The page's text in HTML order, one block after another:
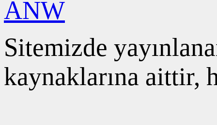
Sitemizde
kaynaklarına aittir,